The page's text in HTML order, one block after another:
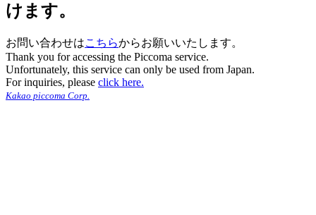
けます。
お問い合わせはこちらからお願いいたします。
Thank you for accessing the Piccoma service.
Unfortunately, this service can only be used from Japan.
For inquiries, please click here.
Kakao piccoma Corp.